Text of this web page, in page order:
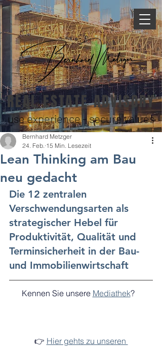
use experience - secure values
REAL ESTATE ADVISORY
Lean Thinking am Bau
neu gedacht
Bernhard Metzger
24. Feb. 15 Min. Lesezeit
Die 12 zentralen
Verschwendungsarten als
strategischer Hebel für
Produktivität, Qualität und
Termin­sicherheit in der Bau-
und Immobilienwirtschaft
Kennen Sie unsere Mediathek?
👉 Hier gehts zu unseren